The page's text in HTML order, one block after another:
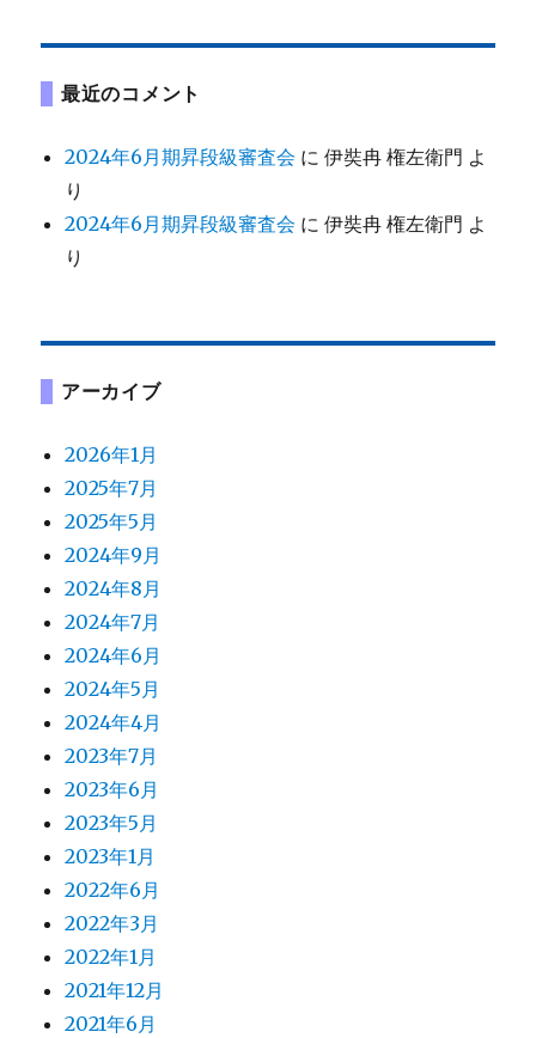
最近のコメント
2024年6月期昇段級審査会 に伊奘冉 権左衛門 よ
り
2024年6月期昇段級審査会 に伊奘冉 権左衛門 よ
り
アーカイブ
2026年1月
2025年7月
2025年5月
2024年9月
2024年8月
2024年7月
2024年6月
2024年5月
2024年4月
2023年7月
2023年6月
2023年5月
2023年1月
2022年6月
2022年3月
2022年1月
2021年12月
2021年6月